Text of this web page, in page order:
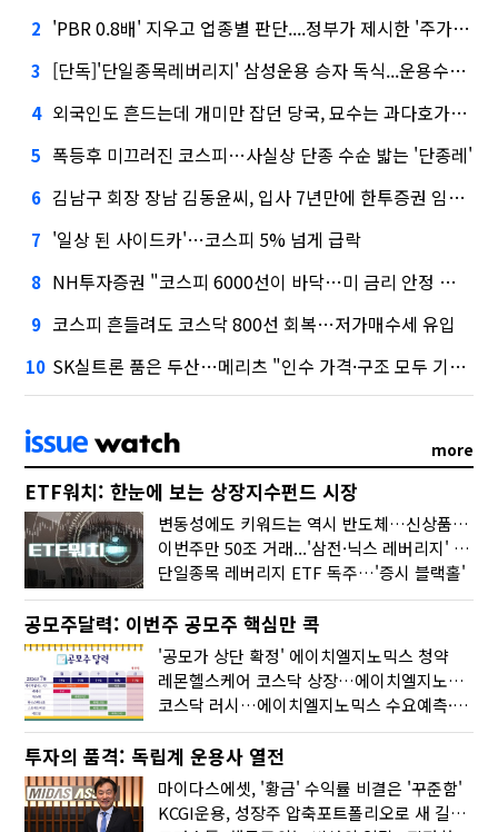
2 'PBR 0.8배' 지우고 업종별 판단....정부가 제시한 '주가 누르기' 방지법
3 [단독]'단일종목레버리지' 삼성운용 승자 독식...운용수익 미래에셋의 6배
4 외국인도 흔드는데 개미만 잡던 당국, 묘수는 과다호가부담금?
5 폭등후 미끄러진 코스피…사실상 단종 수순 밟는 '단종레'
6 김남구 회장 장남 김동윤씨, 입사 7년만에 한투증권 임원 승진
7 '일상 된 사이드카'…코스피 5% 넘게 급락
8 NH투자증권 "코스피 6000선이 바닥…미 금리 안정 후 추가 회복"
9 코스피 흔들려도 코스닥 800선 회복…저가매수세 유입
10 SK실트론 품은 두산…메리츠 "인수 가격·구조 모두 기대 이상"
more
ETF워치: 한눈에 보는 상장지수펀드 시장
변동성에도 키워드는 역시 반도체…신상품은 우주·방산
이번주만 50조 거래...'삼전·닉스 레버리지' 수익률은 -30%
단일종목 레버리지 ETF 독주…'증시 블랙홀'
공모주달력: 이번주 공모주 핵심만 콕
'공모가 상단 확정' 에이치엘지노믹스 청약
레몬헬스케어 코스닥 상장…에이치엘지노믹스 수요예측
코스닥 러시…에이치엘지노믹스 수요예측·레메디 청약
투자의 품격: 독립계 운용사 열전
마이다스에셋, '황금' 수익률 비결은 '꾸준함'
KCGI운용, 성장주 압축포트폴리오로 새 길을 그리다